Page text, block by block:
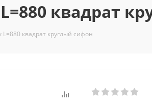
квадрат
L=880 квадрат круглый сифон